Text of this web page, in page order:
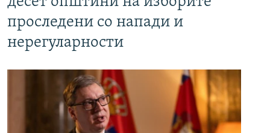
проследени со напади и
нерегуларности